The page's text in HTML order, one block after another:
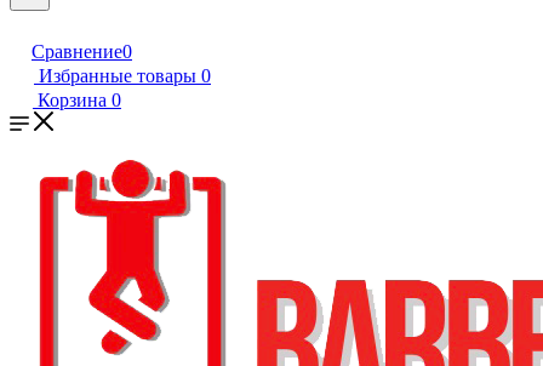
Сравнение0
Избранные товары 0
Корзина 0